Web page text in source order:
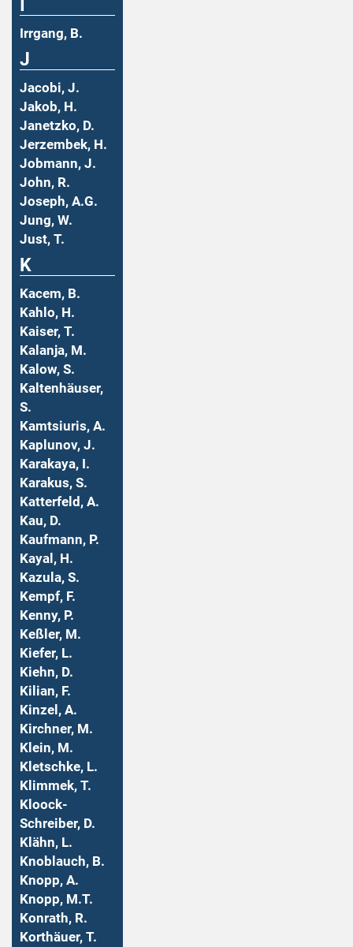
Irrgang, B.
J
Jacobi, J.
Jakob, H.
Janetzko, D.
Jerzembek, H.
Jobmann, J.
John, R.
Joseph, A.G.
Jung, W.
Just, T.
K
Kacem, B.
Kahlo, H.
Kaiser, T.
Kalanja, M.
Kalow, S.
Kaltenhäuser,
S.
Kamtsiuris, A.
Kaplunov, J.
Karakaya, I.
Karakus, S.
Katterfeld, A.
Kau, D.
Kaufmann, P.
Kayal, H.
Kazula, S.
Kempf, F.
Kenny, P.
Keßler, M.
Kiefer, L.
Kiehn, D.
Kilian, F.
Kinzel, A.
Kirchner, M.
Klein, M.
Kletschke, L.
Klimmek, T.
Kloock-
Schreiber, D.
Klähn, L.
Knoblauch, B.
Knopp, A.
Knopp, M.T.
Konrath, R.
Korthäuer, T.